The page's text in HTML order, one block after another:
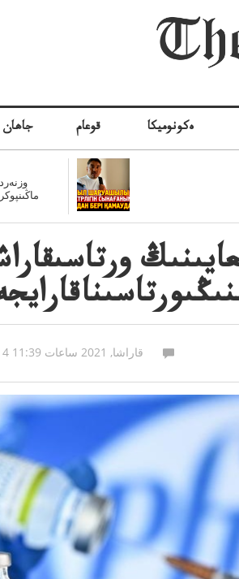
جاھان قوعام ەكونوميكا
4 قاراشا, 2021 ساعات 11:39